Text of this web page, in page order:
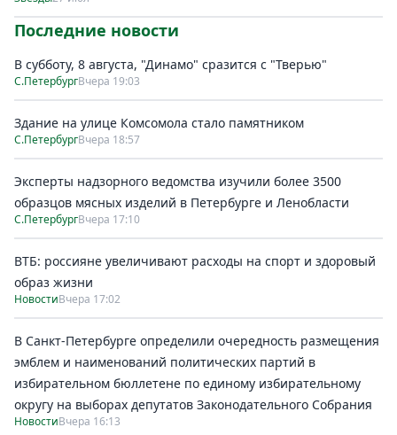
Последние новости
В субботу, 8 августа, "Динамо" сразится с "Тверью"
С.ПетербургВчера 19:03
Здание на улице Комсомола стало памятником
С.ПетербургВчера 18:57
Эксперты надзорного ведомства изучили более 3500
образцов мясных изделий в Петербурге и Ленобласти
С.ПетербургВчера 17:10
ВТБ: россияне увеличивают расходы на спорт и здоровый
образ жизни
НовостиВчера 17:02
В Санкт-Петербурге определили очередность размещения
эмблем и наименований политических партий в
избирательном бюллетене по единому избирательному
округу на выборах депутатов Законодательного Собрания
НовостиВчера 16:13